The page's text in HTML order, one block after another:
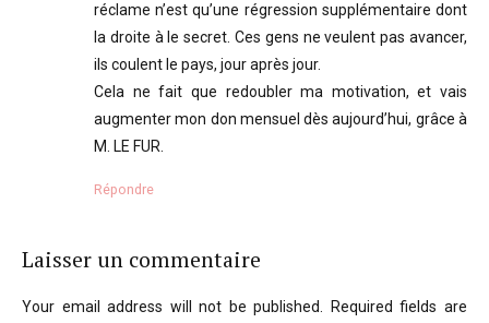
réclame n’est qu’une régression supplémentaire dont
la droite à le secret. Ces gens ne veulent pas avancer,
ils coulent le pays, jour après jour.
Cela ne fait que redoubler ma motivation, et vais
augmenter mon don mensuel dès aujourd’hui, grâce à
M. LE FUR.
Répondre
Laisser un commentaire
Your email address will not be published. Required fields are